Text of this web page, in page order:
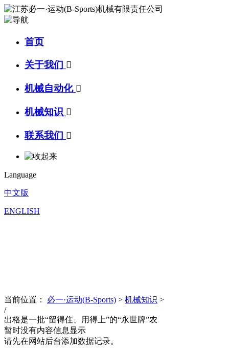
首页
关于我们 
机械自动化 
机械知识 
联系我们 
Language
中文版
ENGLISH
当前位置： 必一·运动(B-Sports) > 机械知识 >
/
出格是一批“留得住、用得上”的“永世牌”农
暂时没有内容信息显示
请先在网站后台添加数据记录。